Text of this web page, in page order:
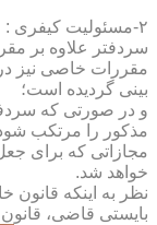
۲-مسئولیت کیفری :
سردفتر علاوه بر
بینی گردیده است؛
و در صورتی که
مذکور را مرتکب
مجازاتی که برای
خواهد شد.
نظر به اینکه قانون
بایستی قاضی،